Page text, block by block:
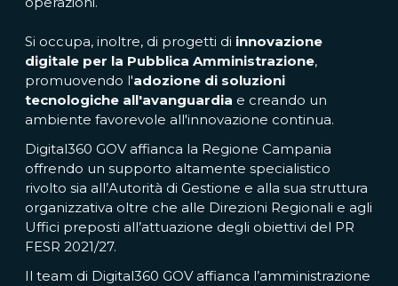
Si occupa, inoltre, di progetti di innovazione
digitale per la Pubblica Amministrazione,
promuovendo l'adozione di soluzioni
tecnologiche all'avanguardia e creando un
ambiente favorevole all'innovazione continua.
Digital360 GOV affianca la Regione Campania
offrendo un supporto altamente specialistico
rivolto sia all’Autorità di Gestione e alla sua struttura
organizzativa oltre che alle Direzioni Regionali e agli
Uffici preposti all’attuazione degli obiettivi del PR
FESR 2021/27.
Il team di Digital360 GOV affianca l’amministrazione